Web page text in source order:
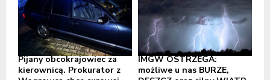
Pijany obcokrajowiec za
kierownicą. Prokurator z
IMGW OSTRZEGA:
możliwe u nas BURZE,